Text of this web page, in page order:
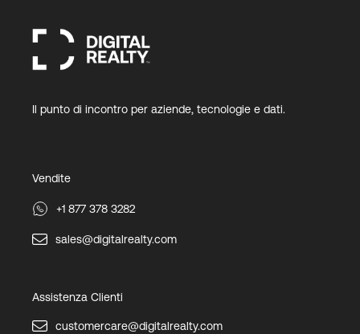
Il punto di incontro per aziende, tecnologie e dati.
Vendite
+1 877 378 3282
sales@digitalrealty.com
Assistenza Clienti
customercare@digitalrealty.com